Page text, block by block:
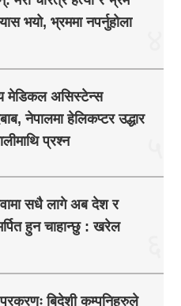
भयो, भ्रममा नपर्नुहोला
मेडिकल असिस्टेन्स
नेपालमा हेलिकप्टर उद्धार
प्रश्न
सधै लागे अब देश र
हुन चाहान्छु : खरेल
बिदेशी कम्पनिहरुले